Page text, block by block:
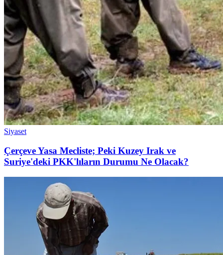
Siyaset
Çerçeve Yasa Mecliste; Peki Kuzey Irak ve
Suriye'deki PKK'lıların Durumu Ne Olacak?